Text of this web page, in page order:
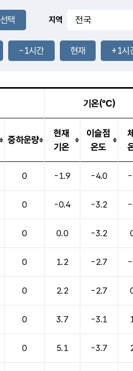
s
30.7
℃ -
지역
-1시간 현재 +1시
기온(℃)
중하운량
현재
기온
이슬점
온도
0 -1.9 -4.0 -
0 -0.4 -3.2
0 0.0 -3.2
0 1.2 -2.7 -
0 2.2 -2.7
0 3.7 -3.1
0 5.1 -3.7